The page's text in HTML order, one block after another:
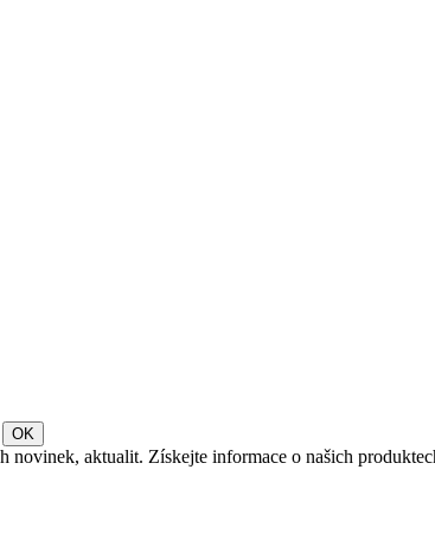
novinek, aktualit. Získejte informace o našich